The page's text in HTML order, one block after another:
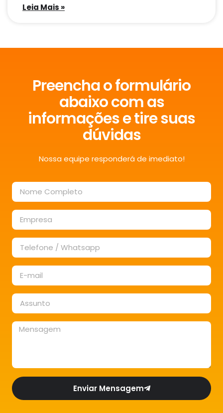
Leia Mais »
Preencha o formulário
abaixo com as
informações e tire suas
dúvidas
Nossa equipe responderá de imediato!
Enviar Mensagem